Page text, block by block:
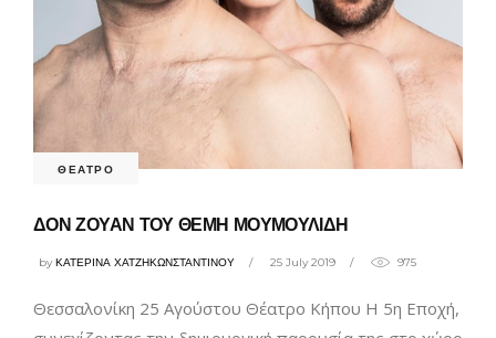
ΘΕΑΤΡΟ
ΔΟΝ ΖΟΥΑΝ ΤΟΥ ΘΕΜΗ ΜΟΥΜΟΥΛΙΔΗ
byΚΑΤΕΡΙΝΑ ΧΑΤΖΗΚΩΝΣΤΑΝΤΙΝΟΥ 25 July 2019 975
Θεσσαλονίκη 25 Αγούστου Θέατρο Κήπου Η 5η Εποχή,